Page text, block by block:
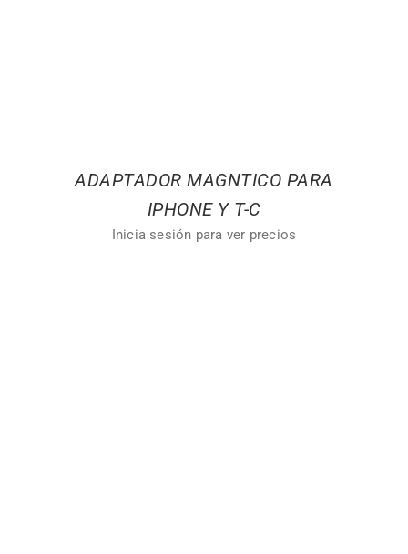
ADAPTADOR MAGNTICO PARA
IPHONE Y T-C
Inicia sesión para ver precios